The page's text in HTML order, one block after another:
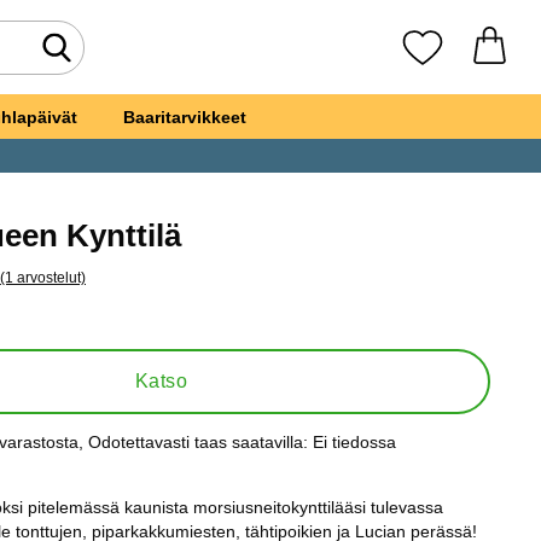
Tee haku Suosikkini
Baaritarvikkeet
Kynttilä
kaikki arvostelut
(1 arvostelut)
Katso
, Odotettavasti taas saatavilla: Ei tiedossa
pitelemässä kaunista morsiusneitokynttilääsi tulevassa
tonttujen, piparkakkumiesten, tähtipoikien ja Lucian perässä!